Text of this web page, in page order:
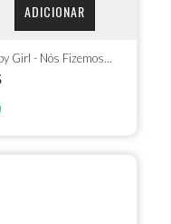
ADICIONAR
Girl - Nós Fizemos...